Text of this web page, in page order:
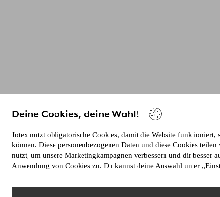
Deine Cookies, deine Wahl!
Jotex nutzt obligatorische Cookies, damit die Website
können. Diese personenbezogenen Daten und diese Cookies
nutzt, um unsere Marketingkampagnen verbessern und dir besser
Anwendung von Cookies zu. Du kannst deine Auswahl unter